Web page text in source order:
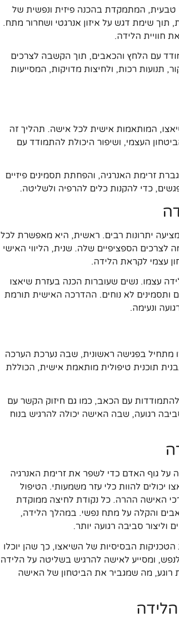
טבעית, המתמקדת בהכנה פיזית ונפשית של
שימת דגש על איזון אנרגטי ושחרור מתח.
חוויית הלידה.
עם הלחץ והכאבים, תוך הקשבה לצרכים
תנועות רכות, ולחיצות מדויקות, המסייעות
המותאמות אישית לכל אישה. תהליך זה
העצמי, ושיפור היכולת להתמודד עם
זרימת האנרגיה, והפחתת תסמינים פיזיים
כדי להקנות כלים להרפיה ולשליטה.
יתרונות רבים. ראשית, היא מאפשרת לכל
הספציפיים שלה. שנית, הליווי האישי
עצמי לקראת הלידה.
עצמו. נשים שעוברות הכנה בעזרת שיאצו
ותסמינים לא נוחים. ההדרכה האישית תורמת
ונעימה.
מתחיל בפגישה ראשונית, שבה נערכת הערכה
תוכנית טיפולית מותאמת אישית, הכוללת
להתמודדות עם הכאב, כמו גם חיזוק הקשר עם
רגועה, שבה האישה יכולה להרגיש בנוח
על גוף האדם כדי לשפר את זרימת האנרגיה
להוות כלי עזר משמעותי. הטיפול
האישה ההרה. כל נקודת לחיצה ממוקדת
והקלה על מתח נפשי. במהלך הלידה,
וליצור סביבה רגועה יותר.
הבסיסיות של השיאצו, כך שהן יוכלו
ומסייע לאישה להרגיש בשליטה על הלידה
רוגע, מה שמגביר את הביטחון של האישה